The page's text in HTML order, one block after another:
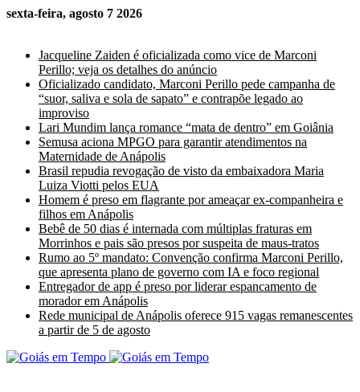
sexta-feira, agosto 7 2026
Jacqueline Zaiden é oficializada como vice de Marconi
Perillo; veja os detalhes do anúncio
Oficializado candidato, Marconi Perillo pede campanha de
“suor, saliva e sola de sapato” e contrapõe legado ao
improviso
Lari Mundim lança romance “mata de dentro” em Goiânia
Semusa aciona MPGO para garantir atendimentos na
Maternidade de Anápolis
Brasil repudia revogação de visto da embaixadora Maria
Luiza Viotti pelos EUA
Homem é preso em flagrante por ameaçar ex-companheira e
filhos em Anápolis
Bebê de 50 dias é internada com múltiplas fraturas em
Morrinhos e pais são presos por suspeita de maus-tratos
Rumo ao 5º mandato: Convenção confirma Marconi Perillo,
que apresenta plano de governo com IA e foco regional
Entregador de app é preso por liderar espancamento de
morador em Anápolis
Rede municipal de Anápolis oferece 915 vagas remanescentes
a partir de 5 de agosto